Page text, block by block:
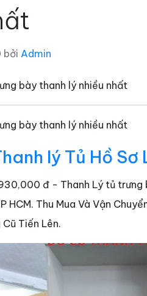
bởi Admin
bày thanh lý nhiều nhất
bày thanh lý nhiều nhất
lý Tủ Hồ
đ - Thanh Lý tủ trưng
HCM. Thu Mua Và Vận
Cũ Tiến Lên.